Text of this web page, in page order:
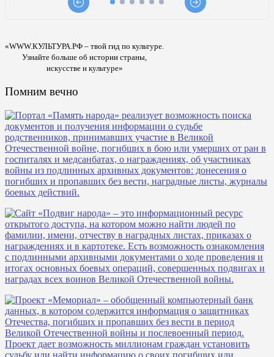
«WWW.КУЛЬТУРА.РФ – твой гид по культуре.
Узнайте больше об истории страны,
искусстве и культуре»
Помним вечно